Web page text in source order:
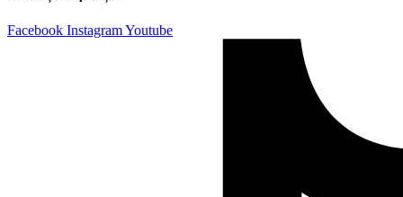
Facebook InstagramYoutube